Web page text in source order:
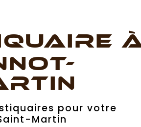
pour votre
Martin